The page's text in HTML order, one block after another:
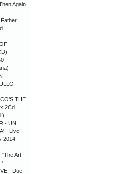
Again
-
-
THE
2Cd
- UN
- Live
2014
"The Art
- Due